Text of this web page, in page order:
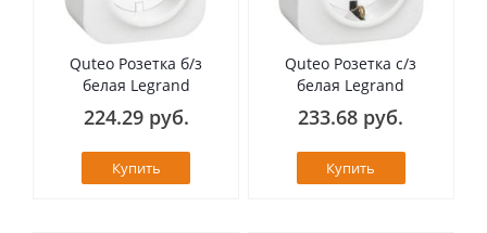
Quteo Розетка б/з
белая Legrand
224.29 руб.
Купить
Quteo Розетка с/з
белая Legrand
233.68 руб.
Купить